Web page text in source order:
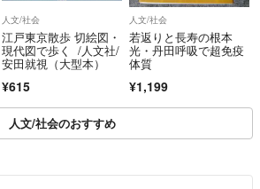
人文/社会
江戸東京散歩 切絵図・
現代図で歩く /人文社/
安田就視（大型本）
¥615
人文/社会
若返りと長寿の根本
光・丹田呼吸で超免疫
体質
¥1,199
人文/社会のおすすめ